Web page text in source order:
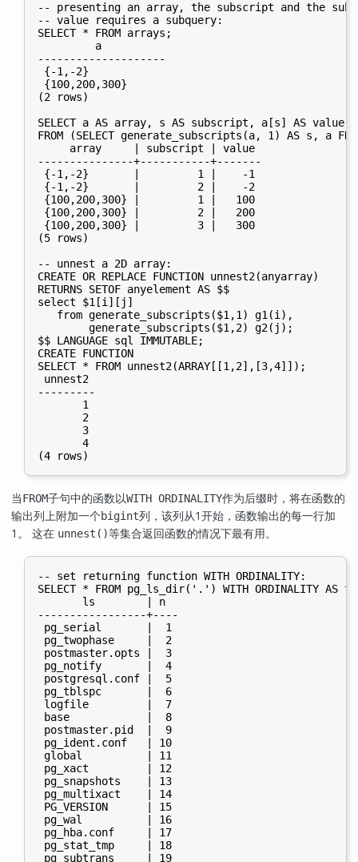
-- presenting an array, the subscript and the
-- value requires a subquery:
SELECT * FROM arrays;
         a
--------------------
{-1,-2}
{100,200,300}
(2 rows)
SELECT a AS array, s AS subscript, a[s] AS value
FROM (SELECT generate_subscripts(a, 1) AS s, a
     array     | subscript | value
---------------+-----------+-------
{-1,-2}       |         1 |    -1
{-1,-2}       |         2 |    -2
{100,200,300} |         1 |   100
{100,200,300} |         2 |   200
{100,200,300} |         3 |   300
(5 rows)
-- unnest a 2D array:
CREATE OR REPLACE FUNCTION unnest2(anyarray)
RETURNS SETOF anyelement AS $$
select $1[i][j]
   from generate_subscripts($1,1) g1(i),
        generate_subscripts($1,2) g2(j);
$$ LANGUAGE sql IMMUTABLE;
CREATE FUNCTION
SELECT * FROM unnest2(ARRAY[[1,2],[3,4]]);
unnest2
---------
       1
       2
       3
       4
当FROM子句中的函数以WITH ORDINALITY作为后缀时，将在函数的
输出列上附加一个bigint列，该列从1开始，函数输出的每一行加
1。 这在 unnest()等集合返回函数的情况下最有用。
-- set returning function WITH ORDINALITY:
SELECT * FROM pg_ls_dir('.') WITH ORDINALITY
       ls        | n
-----------------+----
pg_serial       |  1
pg_twophase     |  2
postmaster.opts |  3
pg_notify       |  4
postgresql.conf |  5
pg_tblspc       |  6
logfile         |  7
base            |  8
postmaster.pid  |  9
pg_ident.conf   | 10
global          | 11
pg_xact         | 12
pg_snapshots    | 13
pg_multixact    | 14
PG_VERSION      | 15
pg_wal          | 16
pg_hba.conf     | 17
pg_stat_tmp     | 18
pg_subtrans     | 19